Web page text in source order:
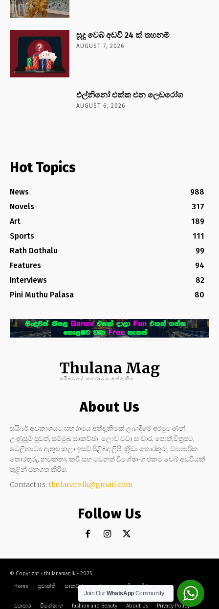
සූදු වෙබ් අඩවි 24 ක් තහනම්
AUGUST 7, 2026
එල්නිනෝ එක්ක එන ලෙඩරෝග
AUGUST 6, 2026
Hot Topics
News
988
Novels
317
Art
189
Sports
111
Rath Dothalu
99
Features
94
Interviews
82
Pini Muthu Palasa
80
Thulana Mag
සයිබරයේ සඟරාමය අත්දැකීම
About Us
සයිබර් අවකාශයට සඟරාමය අත්දැකීමක් ලබාදීමේ අරමුණෙන්,
උණුසුම් පුවත්, සම්මුඛ සාකච්ඡා, ලොව වටා සංචාර, පොත්,චිත්‍රපට,
ටෙලිනාට්‍ය ඇතුළු කලා ඉසව් පිළිබඳ ලිපි, ක්‍රීඩා තොරතුරු, ව්‍යාපාරික
තොරතුරු, නවකතා, කවි සහ වෙනත් විශේෂාංග එකම වෙබ් අඩවියක්
තුළින් ජනගත කිරීම.
Contact us: thulanatv.lk@gmail.com
Follow Us
© Copyright - thulanamag.lk - 2025
Home
ප්‍රවෘත්ති සාකච්ඡා නවකතා කවි ක්‍රීඩා කලා සංචාර
ව්‍යාපාර විශේෂාංග Fashion and Beauty About Us Privacy Policy
Join Our WhatsAppCommunity